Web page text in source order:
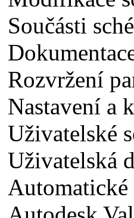
Součásti
Rozvržení
Nastavení a
Uživatelské
Uživatelská
Automatické